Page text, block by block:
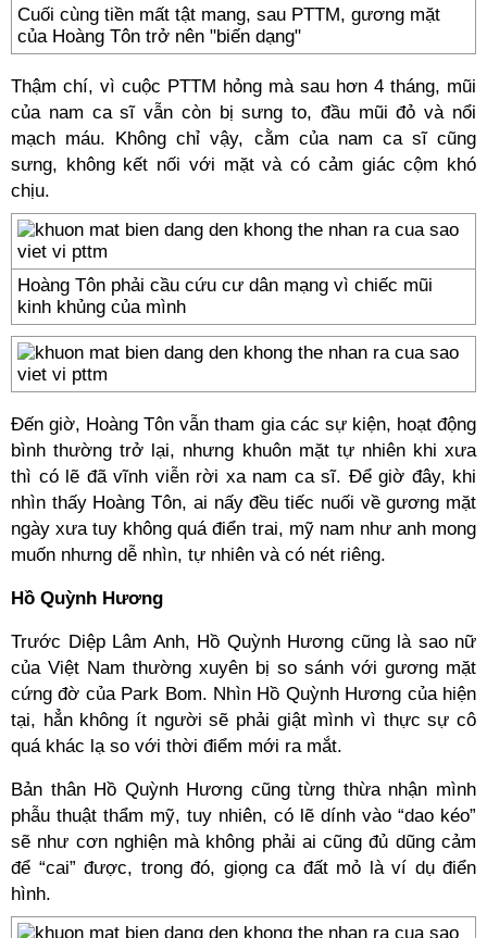
Cuối cùng tiền mất tật mang, sau PTTM, gương mặt
của Hoàng Tôn trở nên "biến dạng"
Thậm chí, vì cuộc PTTM hỏng mà sau hơn 4 tháng, mũi
của nam ca sĩ vẫn còn bị sưng to, đầu mũi đỏ và nổi
mạch máu. Không chỉ vậy, cằm của nam ca sĩ cũng
sưng, không kết nối với mặt và có cảm giác cộm khó
chịu.
Hoàng Tôn phải cầu cứu cư dân mạng vì chiếc mũi
kinh khủng của mình
Đến giờ, Hoàng Tôn vẫn tham gia các sự kiện, hoạt động
bình thường trở lại, nhưng khuôn mặt tự nhiên khi xưa
thì có lẽ đã vĩnh viễn rời xa nam ca sĩ. Để giờ đây, khi
nhìn thấy Hoàng Tôn, ai nấy đều tiếc nuối về gương mặt
ngày xưa tuy không quá điển trai, mỹ nam như anh mong
muốn nhưng dễ nhìn, tự nhiên và có nét riêng.
Hồ Quỳnh Hương
Trước Diệp Lâm Anh, Hồ Quỳnh Hương cũng là sao nữ
của Việt Nam thường xuyên bị so sánh với gương mặt
cứng đờ của Park Bom. Nhìn Hồ Quỳnh Hương của hiện
tại, hẳn không ít người sẽ phải giật mình vì thực sự cô
quá khác lạ so với thời điểm mới ra mắt.
Bản thân Hồ Quỳnh Hương cũng từng thừa nhận mình
phẫu thuật thẩm mỹ, tuy nhiên, có lẽ dính vào “dao kéo”
sẽ như cơn nghiện mà không phải ai cũng đủ dũng cảm
để “cai” được, trong đó, giọng ca đất mỏ là ví dụ điển
hình.